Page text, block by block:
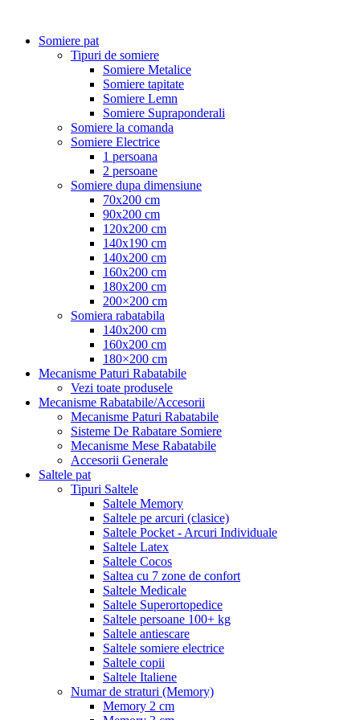
Somiere pat
Tipuri de somiere
Somiere Metalice
Somiere tapitate
Somiere Lemn
Somiere Supraponderali
Somiere la comanda
Somiere Electrice
1 persoana
2 persoane
Somiere dupa dimensiune
70x200 cm
90x200 cm
120x200 cm
140x190 cm
140x200 cm
160x200 cm
180x200 cm
200×200 cm
Somiera rabatabila
140x200 cm
160x200 cm
180×200 cm
Mecanisme Paturi Rabatabile
Vezi toate produsele
Mecanisme Rabatabile/Accesorii
Mecanisme Paturi Rabatabile
Sisteme De Rabatare Somiere
Mecanisme Mese Rabatabile
Accesorii Generale
Saltele pat
Tipuri Saltele
Saltele Memory
Saltele pe arcuri (clasice)
Saltele Pocket - Arcuri Individuale
Saltele Latex
Saltele Cocos
Saltea cu 7 zone de confort
Saltele Medicale
Saltele Superortopedice
Saltele persoane 100+ kg
Saltele antiescare
Saltele somiere electrice
Saltele copii
Saltele Italiene
Numar de straturi (Memory)
Memory 2 cm